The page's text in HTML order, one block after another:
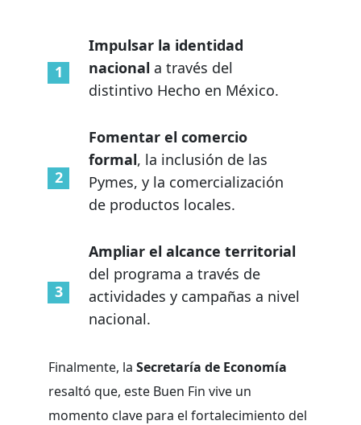
Impulsar la identidad
nacional a través del
distintivo Hecho en México.
Fomentar el comercio
formal, la inclusión de las
Pymes, y la comercialización
de productos locales.
Ampliar el alcance territorial
del programa a través de
actividades y campañas a nivel
nacional.
Finalmente, la Secretaría de Economía
resaltó que, este Buen Fin vive un
momento clave para el fortalecimiento del